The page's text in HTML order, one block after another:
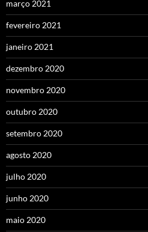
março 2021
fevereiro 2021
janeiro 2021
dezembro 2020
novembro 2020
outubro 2020
setembro 2020
agosto 2020
julho 2020
junho 2020
maio 2020